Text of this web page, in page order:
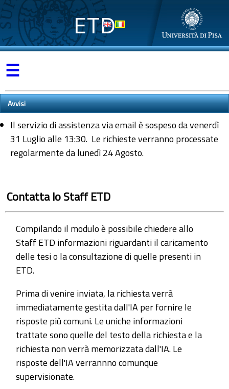
ETD
☰
Avvisi
Il servizio di assistenza via email è sospeso da venerdì
31 Luglio alle 13:30. Le richieste verranno processate
regolarmente da lunedì 24 Agosto.
Contatta lo Staff ETD
Compilando il modulo è possibile chiedere allo
Staff ETD informazioni riguardanti il caricamento
delle tesi o la consultazione di quelle presenti in
ETD.
Prima di venire inviata, la richiesta verrà
immediatamente gestita dall'IA per fornire le
risposte più comuni. Le uniche informazioni
trattate sono quelle del testo della richiesta e la
richiesta non verrà memorizzata dall'IA. Le
risposte dell'IA verrannno comunque
supervisionate.